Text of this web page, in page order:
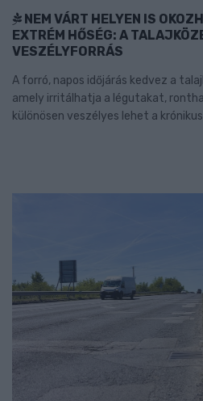
NEM VÁRT HELYEN IS
EXTRÉM HŐSÉG: A
VESZÉLYFORRÁS
A forró, napos időjárás kedvez a
amely irritálhatja a légutakat,
különösen veszélyes lehet a